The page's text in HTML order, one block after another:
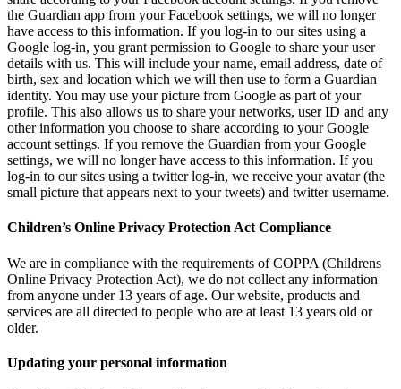
the Guardian app from your Facebook settings, we will no longer
have access to this information. If you log-in to our sites using a
Google log-in, you grant permission to Google to share your user
details with us. This will include your name, email address, date of
birth, sex and location which we will then use to form a Guardian
identity. You may use your picture from Google as part of your
profile. This also allows us to share your networks, user ID and any
other information you choose to share according to your Google
account settings. If you remove the Guardian from your Google
settings, we will no longer have access to this information. If you
log-in to our sites using a twitter log-in, we receive your avatar (the
small picture that appears next to your tweets) and twitter username.
Children’s Online Privacy Protection Act Compliance
We are in compliance with the requirements of COPPA (Childrens
Online Privacy Protection Act), we do not collect any information
from anyone under 13 years of age. Our website, products and
services are all directed to people who are at least 13 years old or
older.
Updating your personal information